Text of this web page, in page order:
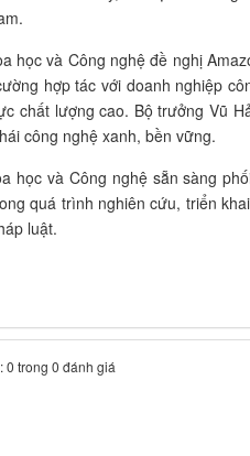
học và Công nghệ đề nghị
hợp tác với doanh nghiệp
chất lượng cao. Bộ trưởng Vũ
công nghệ xanh, bền vững.
học và Công nghệ sẵn sàng
quá trình nghiên cứu, triển
luật.
0 trong 0 đánh giá